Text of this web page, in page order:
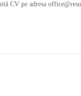
CV pe adresa